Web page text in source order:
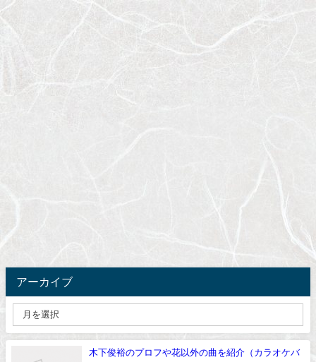
アーカイブ
木下俊裕のプロフや花以外の曲を紹介（カラオケバ